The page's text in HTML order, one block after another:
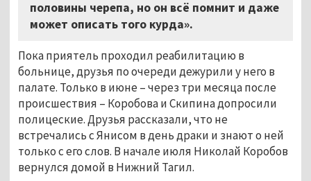
половины черепа, но он всё помнит и даже
может описать того курда».
Пока приятель проходил реабилитацию в
больнице, друзья по очереди дежурили у него в
палате. Только в июне – через три месяца после
происшествия – Коробова и Скипина допросили
полицеские. Друзья рассказали, что не
встречались с Янисом в день драки и знают о ней
только с его слов. В начале июля Николай Коробов
вернулся домой в Нижний Тагил.